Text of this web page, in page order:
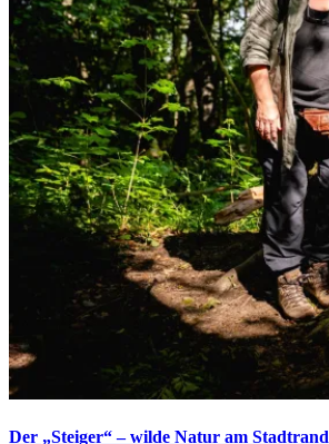
Der „Steiger“ – wilde Natur am Stadtrand